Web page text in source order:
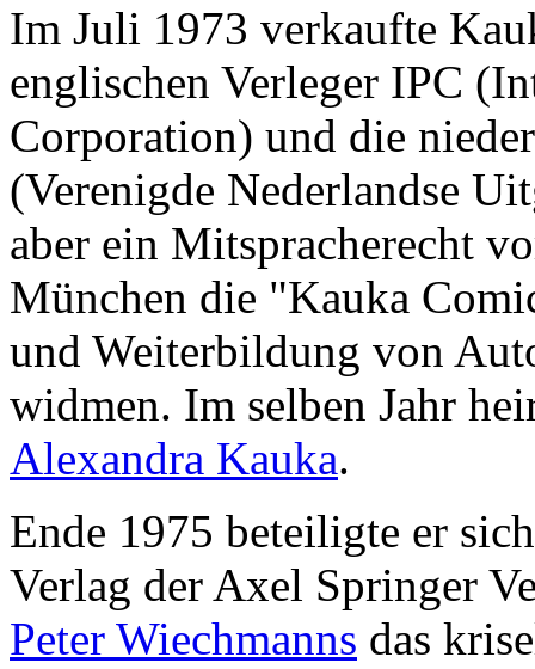
Im Juli 1973 verkaufte
englischen Verleger IPC
Corporation) und die
(Verenigde Nederlandse
aber ein Mitspracherecht
München die "Kauka
und Weiterbildung von
widmen. Im selben Jahr
Alexandra Kauka.
Ende 1975 beteiligte er
Verlag der Axel Springer
Peter Wiechmanns das